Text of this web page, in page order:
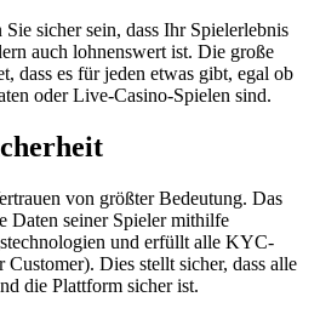
sicher sein, dass Ihr Spielerlebnis
auch lohnenswert ist. Die große
dass es für jeden etwas gibt, egal ob
oder Live-Casino-Spielen sind.
von größter Bedeutung. Das
Daten seiner Spieler mithilfe
und erfüllt alle KYC-
Dies stellt sicher, dass alle
die Plattform sicher ist.